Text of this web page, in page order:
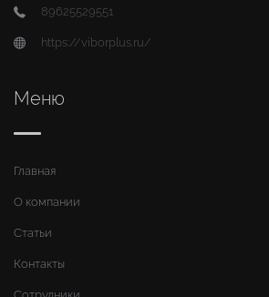
89625529551
https://viborplus.ru/
Меню
Главная
О компании
Статьи
Контакты